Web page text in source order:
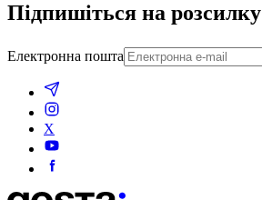
Підпишіться на розсилку
Електронна пошта
X